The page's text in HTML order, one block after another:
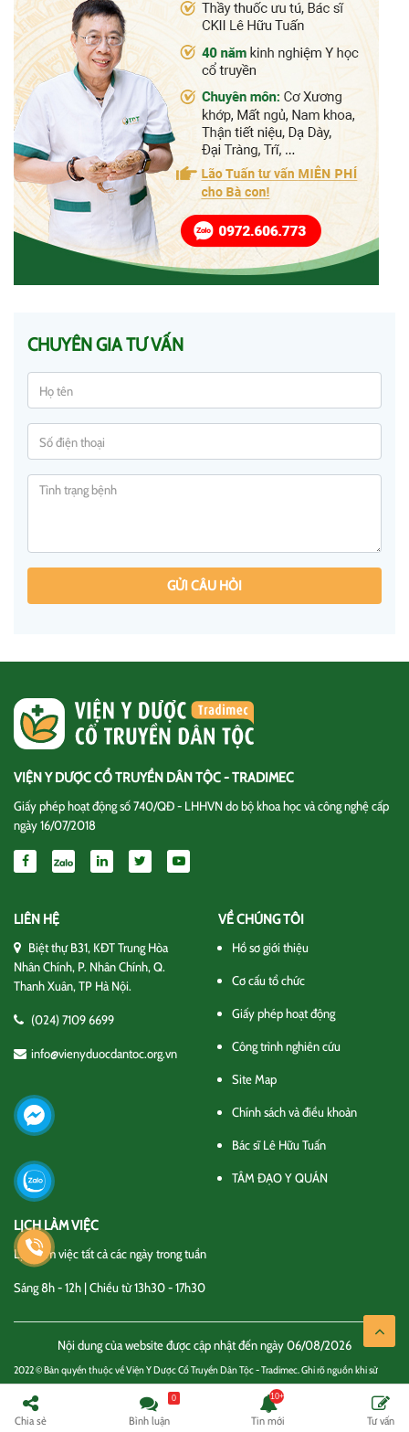
CHUYÊN GIA TƯ VẤN
GỬI CÂU HỎI
VIỆN Y DƯỢC CỔ TRUYỀN DÂN TỘC - TRADIMEC
Giấy phép hoạt động số 740/QĐ - LHHVN do bộ khoa học và công nghệ cấp
ngày 16/07/2018
LIÊN HỆ
Biệt thự B31, KĐT Trung Hòa
Nhân Chính, P. Nhân Chính, Q.
Thanh Xuân, TP Hà Nội.
(024) 7109 6699
info@vienyduocdantoc.org.vn
VỀ CHÚNG TÔI
Hồ sơ giới thiệu
Cơ cấu tổ chức
Giấy phép hoạt động
Công trình nghiên cứu
Site Map
Chính sách và điều khoản
Bác sĩ Lê Hữu Tuấn
TÂM ĐẠO Y QUÁN
LỊCH LÀM VIỆC
Lịch làm việc tất cả các ngày trong tuần
Sáng 8h - 12h | Chiều từ 13h30 - 17h30
Nội dung của website được cập nhật đến ngày 06/08/2026
2022 © Bản quyền thuộc về Viện Y Dược Cổ Truyền Dân Tộc - Tradimec. Ghi rõ nguồn khi sử
Chính sách và điều khoản
Chia sẻ Bình luận
0
Tin mới Tư vấn